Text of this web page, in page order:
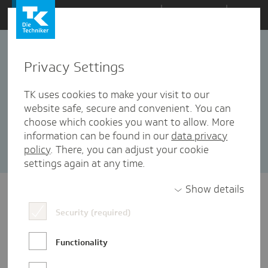
Zum
Inhalt
springen
ambulante Versorgung
5 Artikel in dieser Kategorie enthalten
Sortieren nach: Datum Popularität
Privacy Settings
TK uses cookies to make your visit to our
website safe, secure and convenient. You can
choose which cookies you want to allow. More
information can be found in our data privacy
policy. There, you can adjust your cookie
settings again at any time.
Show details
Security (required)
Functionality